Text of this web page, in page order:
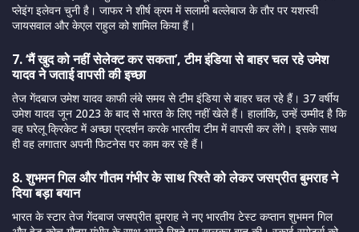
प्लेइंग इलेवन चुनी है। जाफर ने शीर्ष क्रम में सलामी बल्लेबाज के तौर पर यशस्वी
जायसवाल और केएल राहुल को शामिल किया हैं।
7. ‘मैं खुद को नहीं सेलेक्ट कर सकता’, टीम इंडिया से बाहर चल रहे उमेश
यादव ने जताई वापसी की इच्छा
तेज गेंदबाज उमेश यादव काफी लंबे समय से टीम इंडिया से बाहर चल रहे हैं। 37 वर्षीय
उमेश यादव जून 2023 के बाद से भारत के लिए नहीं खेले हैं। हालांकि, उन्हें उम्मीद है कि
वह घरेलू क्रिकेट में अच्छा प्रदर्शन करके भारतीय टीम में वापसी कर लेंगे। इसके साथ
ही वह लगातार अपनी फिटनेस पर काम कर रहे हैं।
8. शुभमन गिल और गौतम गंभीर के साथ रिश्ते को लेकर जसप्रीत बुमराह ने
दिया बड़ा बयान
भारत के स्टार तेज गेंदबाज जसप्रीत बुमराह ने नए भारतीय टेस्ट कप्तान शुभमन गिल